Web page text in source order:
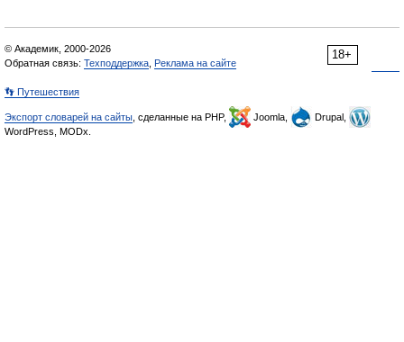
18+
© Академик, 2000-2026
Обратная связь: Техподдержка Реклама на сайте
👣 Путешествия
Экспорт словарей на сайты , сделанные на PHP, Joomla,
Drupal,
WordPress, MODx.